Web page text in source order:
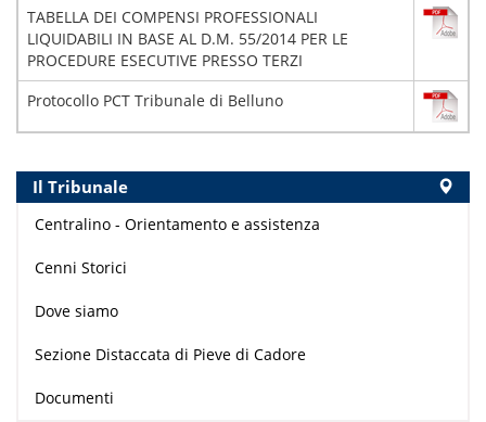
TABELLA DEI COMPENSI PROFESSIONALI
LIQUIDABILI IN BASE AL D.M. 55/2014 PER LE
PROCEDURE ESECUTIVE PRESSO TERZI
Protocollo PCT Tribunale di Belluno
Il Tribunale
Centralino - Orientamento e assistenza
Cenni Storici
Dove siamo
Sezione Distaccata di Pieve di Cadore
Documenti